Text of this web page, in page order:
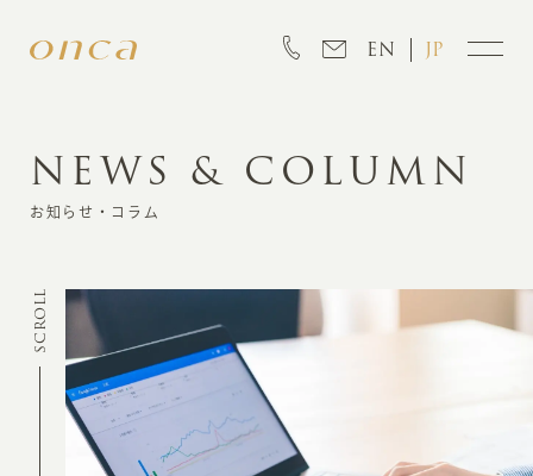
EN JP
INFORMATION
CREATION
MARKETING
NEWS & COLUMN
お知らせ・コラム
SCROLL